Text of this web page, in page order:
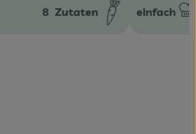
8 Zutaten einfach